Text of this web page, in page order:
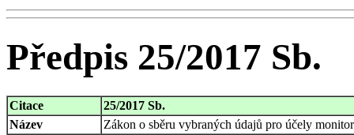
Předpis 25/2017 Sb.
Citace
25/2017 Sb.
Název
Zákon o sběru vybraných údajů pro účely